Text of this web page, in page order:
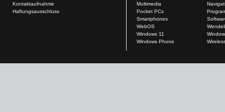
Kontaktaufnahme
Haftungsausschluss
Multimedia
Pocket PCs
Smartphones
WebOS
Windows 11
Windows Phone